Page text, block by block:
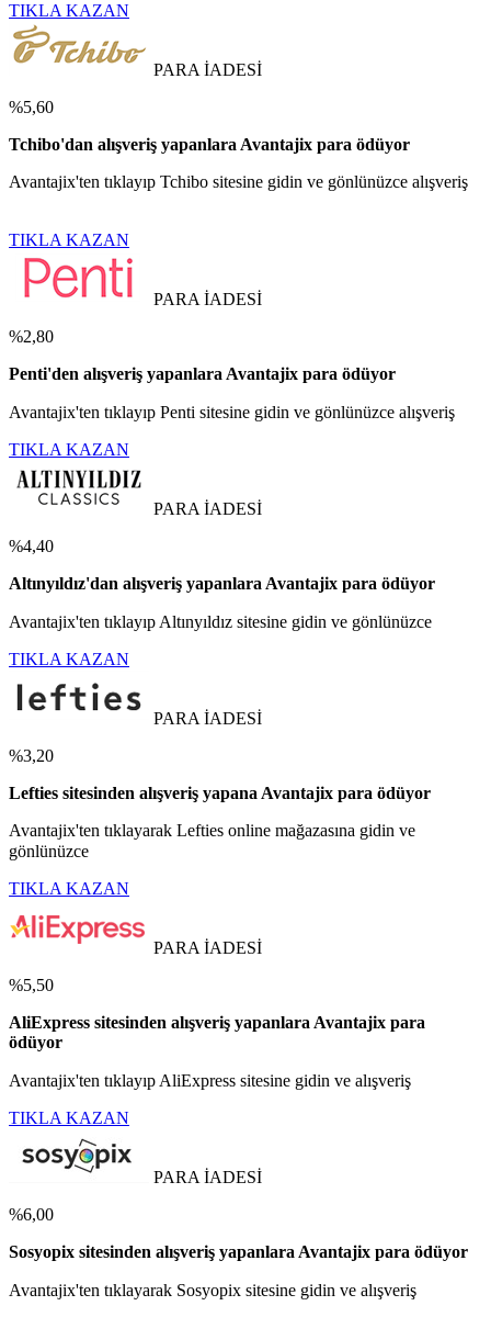
TIKLA KAZAN
PARA İADESİ
%5,60
Tchibo'dan alışveriş yapanlara Avantajix para ödüyor
Avantajix'ten tıklayıp Tchibo sitesine gidin ve gönlünüzce alışveriş
TIKLA KAZAN
PARA İADESİ
%2,80
Penti'den alışveriş yapanlara Avantajix para ödüyor
Avantajix'ten tıklayıp Penti sitesine gidin ve gönlünüzce alışveriş
TIKLA KAZAN
PARA İADESİ
%4,40
Altınyıldız'dan alışveriş yapanlara Avantajix para ödüyor
Avantajix'ten tıklayıp Altınyıldız sitesine gidin ve gönlünüzce
TIKLA KAZAN
PARA İADESİ
%3,20
Lefties sitesinden alışveriş yapana Avantajix para ödüyor
Avantajix'ten tıklayarak Lefties online mağazasına gidin ve
gönlünüzce
TIKLA KAZAN
PARA İADESİ
%5,50
AliExpress sitesinden alışveriş yapanlara Avantajix para
ödüyor
Avantajix'ten tıklayıp AliExpress sitesine gidin ve alışveriş
TIKLA KAZAN
PARA İADESİ
%6,00
Sosyopix sitesinden alışveriş yapanlara Avantajix para ödüyor
Avantajix'ten tıklayarak Sosyopix sitesine gidin ve alışveriş